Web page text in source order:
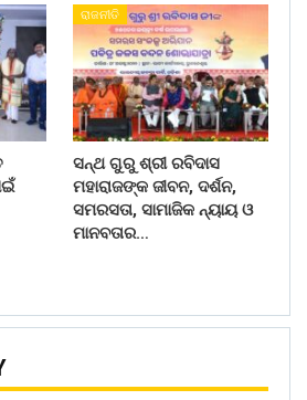
ରାଜନୀତି
ସନ୍ଥ ଗୁରୁ ଶ୍ରୀ ରବିଦାସ
ମହାରାଜଙ୍କ ଜୀବନ, ଦର୍ଶନ,
ସମରସତା, ସାମାଜିକ ନ୍ୟାୟ ଓ
ମାନବତାର…